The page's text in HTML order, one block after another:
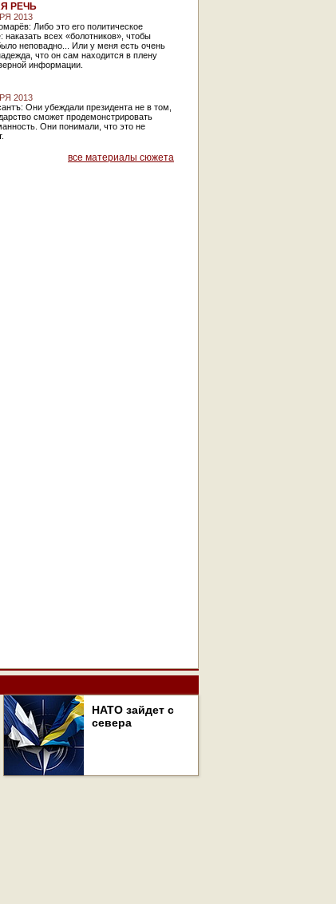
РЕЧЬ
2013
Либо это его политическое
наказать всех «болотников», чтобы
неповадно... Или у меня есть очень
что он сам находится в плену
информации.
2013
Они убеждали президента не в том,
сможет продемонстрировать
Они понимали, что это не
все материалы сюжета
НАТО зайдет с
севера